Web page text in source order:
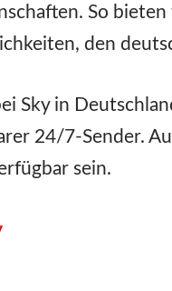
So
den
Sky in
24/7-Sender.
sein.